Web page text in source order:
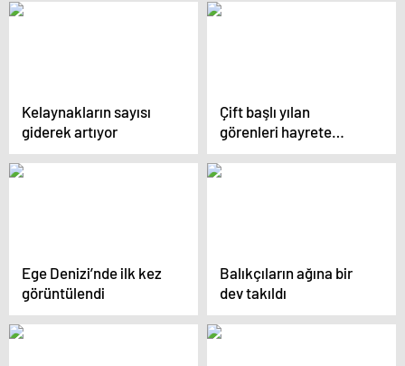
Kelaynakların sayısı
giderek artıyor
Çift başlı yılan
görenleri hayrete
düşürdü
Ege Denizi’nde ilk kez
görüntülendi
Balıkçıların ağına bir
dev takıldı